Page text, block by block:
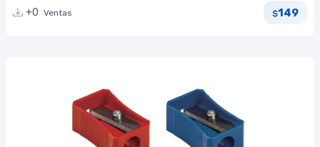
+0 Ventas $149